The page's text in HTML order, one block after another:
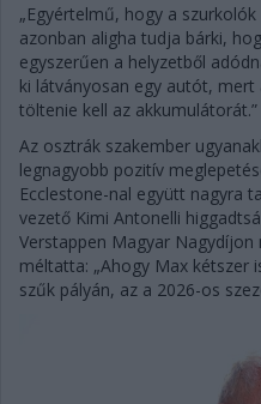
„Egyértelmű, hogy a
azonban aligha tudja bárki,
egyszerűen a helyzetből
ki látványosan egy autót,
töltenie kell az akkumulátorát.”
Az osztrák szakember
legnagyobb pozitív
Ecclestone-nal együtt nagyra
vezető Kimi Antonelli
Verstappen Magyar
méltatta: „Ahogy Max kétszer
szűk pályán, az a 2026-os